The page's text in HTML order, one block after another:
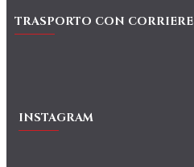
TRASPORTO CON CORRIERE
INSTAGRAM